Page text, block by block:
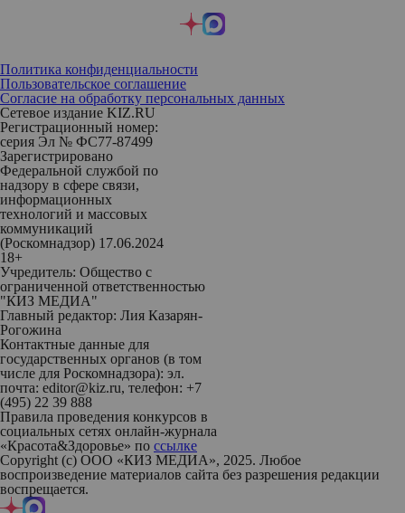
Политика конфиденциальности
Пользовательское соглашение
Согласие на обработку персональных данных
Сетевое издание KIZ.RU
Регистрационный номер:
серия Эл № ФС77-87499
Зарегистрировано
Федеральной службой по
надзору в сфере связи,
информационных
технологий и массовых
коммуникаций
(Роскомнадзор) 17.06.2024
18+
Учредитель: Общество с
ограниченной ответственностью
"КИЗ МЕДИА"
Главный редактор: Лия Казарян-
Рогожина
Контактные данные для
государственных органов (в том
числе для Роскомнадзора): эл.
почта: editor@kiz.ru, телефон: +7
(495) 22 39 888
Правила проведения конкурсов в
социальных сетях онлайн-журнала
«Красота&Здоровье» по ссылке
Copyright (с) ООО «КИЗ МЕДИА», 2025. Любое
воспроизведение материалов сайта без разрешения редакции
воспрещается.